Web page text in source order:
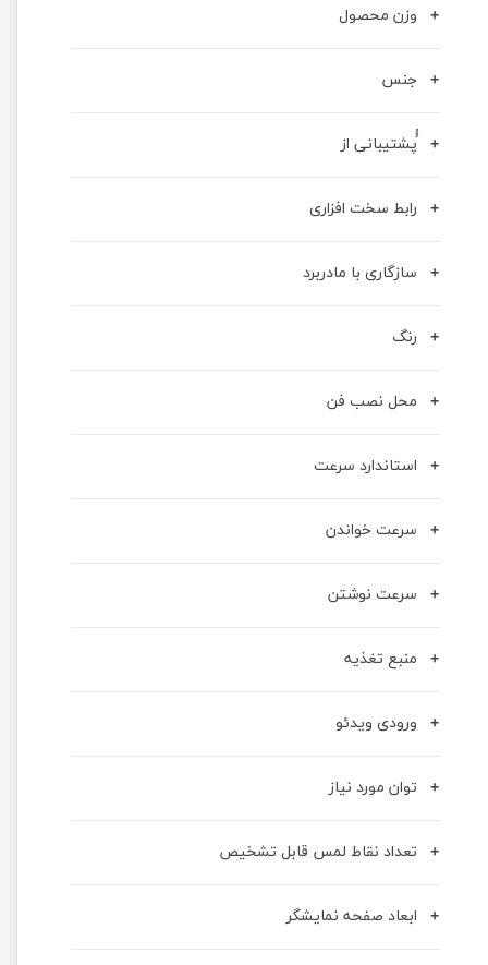
وزن محصول
جنس
ُُپشتیبانی از
رابط سخت افزاری
سازگاری با مادربرد
رنگ
محل نصب فن
استاندارد سرعت
سرعت خواندن
سرعت نوشتن
منبع تغذیه
ورودی ویدئو
توان مورد نیاز
تعداد نقاط لمس قابل تشخیص
ابعاد صفحه نمایشگر